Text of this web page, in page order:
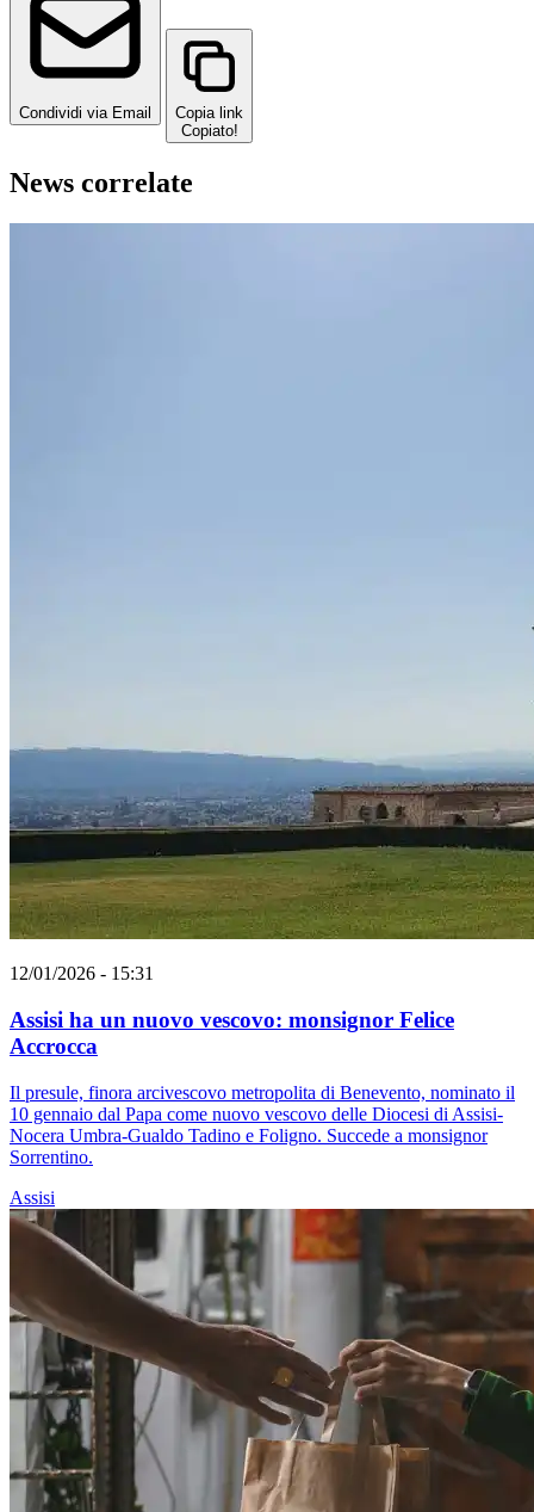
Condividi via Email
Copia link
Copiato!
News correlate
12/01/2026 - 15:31
Assisi ha un nuovo vescovo: monsignor Felice
Accrocca
Il presule, finora arcivescovo metropolita di Benevento, nominato il
10 gennaio dal Papa come nuovo vescovo delle Diocesi di Assisi-
Nocera Umbra-Gualdo Tadino e Foligno. Succede a monsignor
Sorrentino.
Assisi